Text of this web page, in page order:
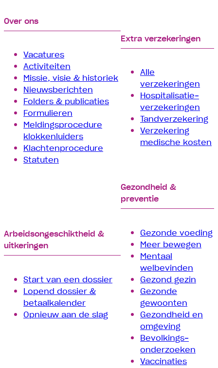
Over ons
Vacatures
Activiteiten
Missie, visie & historiek
Nieuwsberichten
Folders & publicaties
Formulieren
Meldingsprocedure
klokkenluiders
Klachtenprocedure
Statuten
Extra verzekeringen
Alle
verzekeringen
Hospitalisatie­
verzekeringen
Tand­verzekering
Verzekering
medische kosten
Arbeids­­ongeschiktheid &
uitkeringen
Start van een dossier
Lopend dossier &
betaalkalender
Opnieuw aan de slag
Gezondheid &
preventie
Gezonde voeding
Meer bewegen
Mentaal
welbevinden
Gezond gezin
Gezonde
gewoonten
Gezondheid en
omgeving
Bevolkings­
onderzoeken
Vaccinaties